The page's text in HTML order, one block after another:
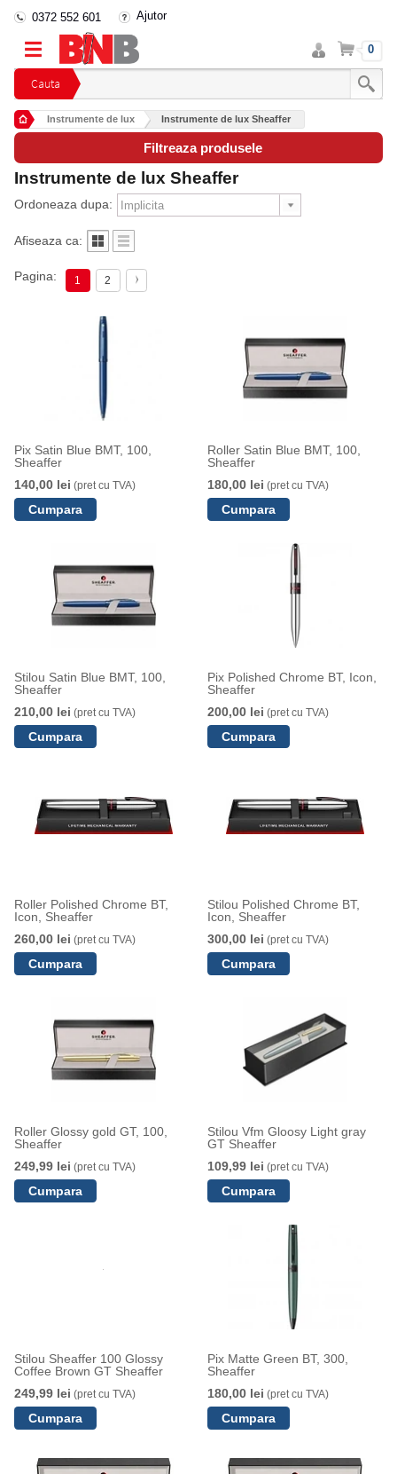
Cauta
0372 552 601 Ajutor
Intra
in
cont
Cos 0
Instrumente de lux Instrumente de lux Sheaffer
Filtreaza produsele
Instrumente de lux Sheaffer
Ordoneaza dupa:
Afiseaza ca:
Pagina: 1 2
Pix Satin Blue BMT, 100,
Sheaffer
140,00 lei (pret cu TVA)
Roller Satin Blue BMT, 100,
Sheaffer
180,00 lei (pret cu TVA)
Stilou Satin Blue BMT, 100,
Sheaffer
210,00 lei (pret cu TVA)
Pix Polished Chrome BT, Icon,
Sheaffer
200,00 lei (pret cu TVA)
Roller Polished Chrome BT,
Icon, Sheaffer
260,00 lei (pret cu TVA)
Stilou Polished Chrome BT,
Icon, Sheaffer
300,00 lei (pret cu TVA)
Roller Glossy gold GT, 100,
Sheaffer
249,99 lei (pret cu TVA)
Stilou Vfm Gloosy Light gray
GT Sheaffer
109,99 lei (pret cu TVA)
Stilou Sheaffer 100 Glossy
Coffee Brown GT Sheaffer
249,99 lei (pret cu TVA)
Pix Matte Green BT, 300,
Sheaffer
180,00 lei (pret cu TVA)